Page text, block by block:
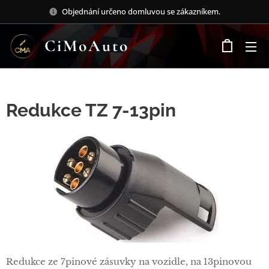
Objednání určeno domluvou se zákazníkem.
CiMoAuto
Redukce TZ 7-13pin
Redukce ze 7pinové zásuvky na vozidle, na 13pinovou